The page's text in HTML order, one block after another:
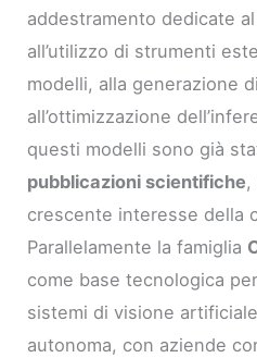
addestramento dedicate
all’utilizzo di strumenti
modelli, alla generazione
all’ottimizzazione
questi modelli sono già
pubblicazioni scientifiche,
crescente interesse della
Parallelamente la famiglia
come base tecnologica
sistemi di visione
autonoma, con aziende